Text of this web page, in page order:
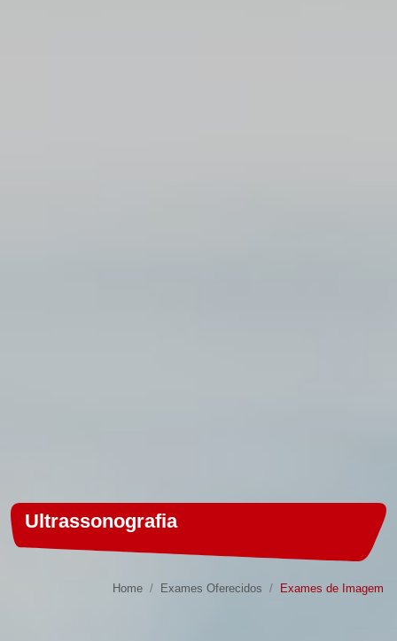
Ultrassonografia
Home Exames Oferecidos Exames de Imagem